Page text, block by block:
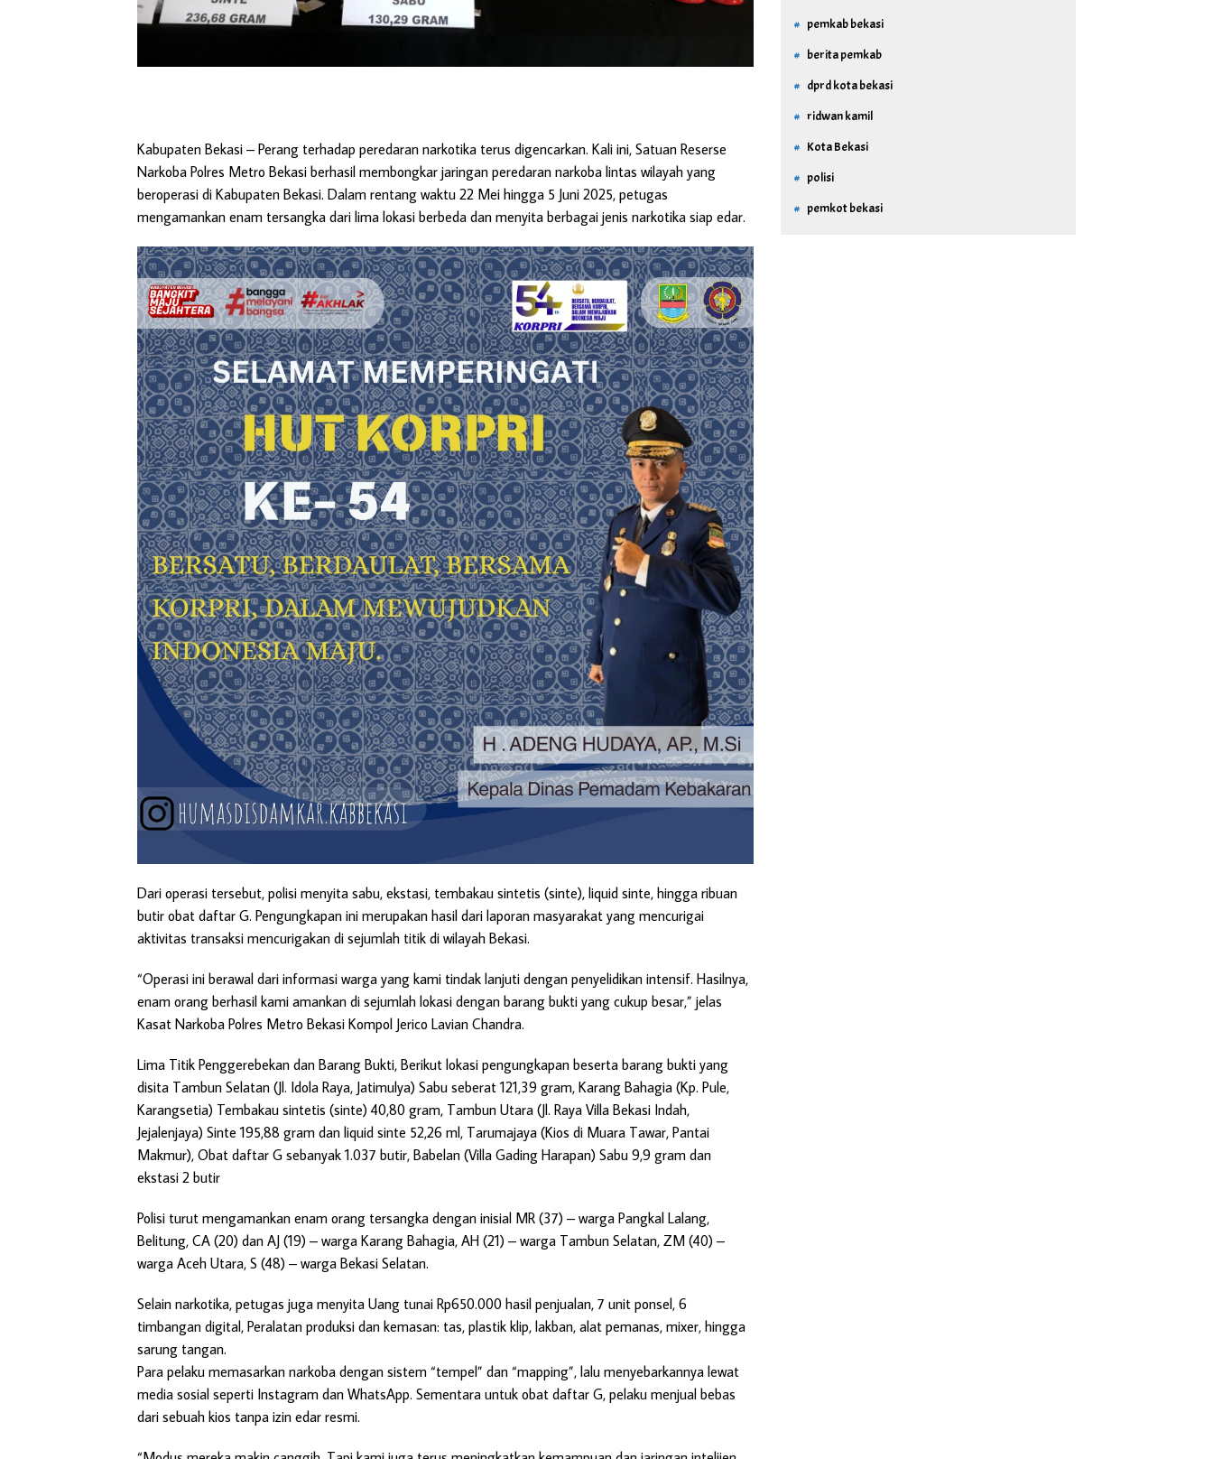
Kabupaten Bekasi – Perang terhadap peredaran narkotika terus digencarkan. Kali ini, Satuan Reserse
Narkoba Polres Metro Bekasi berhasil membongkar jaringan peredaran narkoba lintas wilayah yang
beroperasi di Kabupaten Bekasi. Dalam rentang waktu 22 Mei hingga 5 Juni 2025, petugas
mengamankan enam tersangka dari lima lokasi berbeda dan menyita berbagai jenis narkotika siap edar.
Dari operasi tersebut, polisi menyita sabu, ekstasi, tembakau sintetis (sinte), liquid sinte, hingga ribuan
butir obat daftar G. Pengungkapan ini merupakan hasil dari laporan masyarakat yang mencurigai
aktivitas transaksi mencurigakan di sejumlah titik di wilayah Bekasi.
“Operasi ini berawal dari informasi warga yang kami tindak lanjuti dengan penyelidikan intensif. Hasilnya,
enam orang berhasil kami amankan di sejumlah lokasi dengan barang bukti yang cukup besar,” jelas
Kasat Narkoba Polres Metro Bekasi Kompol Jerico Lavian Chandra.
Lima Titik Penggerebekan dan Barang Bukti, Berikut lokasi pengungkapan beserta barang bukti yang
disita Tambun Selatan (Jl. Idola Raya, Jatimulya) Sabu seberat 121,39 gram, Karang Bahagia (Kp. Pule,
Karangsetia) Tembakau sintetis (sinte) 40,80 gram, Tambun Utara (Jl. Raya Villa Bekasi Indah,
Jejalenjaya) Sinte 195,88 gram dan liquid sinte 52,26 ml, Tarumajaya (Kios di Muara Tawar, Pantai
Makmur), Obat daftar G sebanyak 1.037 butir, Babelan (Villa Gading Harapan) Sabu 9,9 gram dan
ekstasi 2 butir
Polisi turut mengamankan enam orang tersangka dengan inisial MR (37) – warga Pangkal Lalang,
Belitung, CA (20) dan AJ (19) – warga Karang Bahagia, AH (21) – warga Tambun Selatan, ZM (40) –
warga Aceh Utara, S (48) – warga Bekasi Selatan.
Selain narkotika, petugas juga menyita Uang tunai Rp650.000 hasil penjualan, 7 unit ponsel, 6
timbangan digital, Peralatan produksi dan kemasan: tas, plastik klip, lakban, alat pemanas, mixer, hingga
sarung tangan.
Para pelaku memasarkan narkoba dengan sistem “tempel” dan “mapping”, lalu menyebarkannya lewat
media sosial seperti Instagram dan WhatsApp. Sementara untuk obat daftar G, pelaku menjual bebas
dari sebuah kios tanpa izin edar resmi.
pemkab bekasi
berita pemkab
dprd kota bekasi
ridwan kamil
Kota Bekasi
polisi
pemkot bekasi